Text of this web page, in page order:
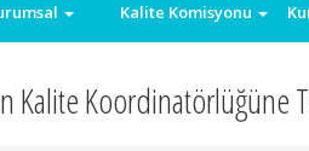
Kalite Komisyonu
Kalite Koordinatörlüğüne